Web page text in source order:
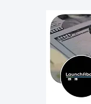
如何支付个人